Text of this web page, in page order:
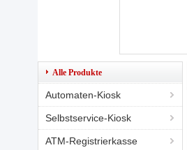
Alle Produkte
Automaten-Kiosk
Selbstservice-Kiosk
ATM-Registrierkasse